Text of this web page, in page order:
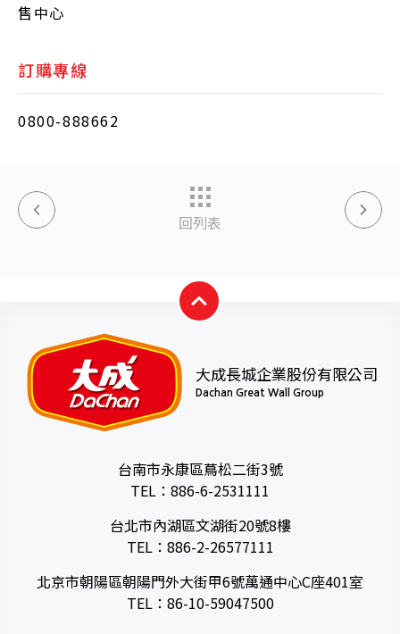
售中心
訂購專線
0800-888662
回列表
大成長城企業股份有限公司
Dachan Great Wall Group
台南市永康區蔦松二街3號
TEL： 886-6-2531111
台北市內湖區文湖街20號8樓
TEL： 886-2-26577111
北京市朝陽區朝陽門外大街甲6號萬通中心C座401室
TEL： 86-10-59047500